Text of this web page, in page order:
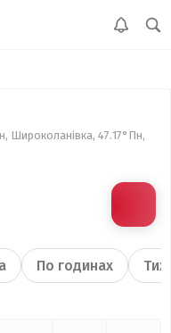
Широколанівка, 47.17°Пн,
По годинах